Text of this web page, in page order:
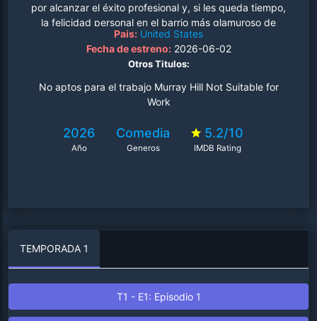
por alcanzar el éxito profesional y, si les queda tiempo,
la felicidad personal en el barrio más glamuroso de
Manhattan, Murray Hill..
Pais: United States
Fecha de estreno:2026-06-02
Otros Titulos:
No aptos para el trabajo Murray Hill Not Suitable for
Work
2026
Año
Comedia
Generos
5.2/10
IMDB Rating
TEMPORADA 1
T1 - E1: Episodio 1